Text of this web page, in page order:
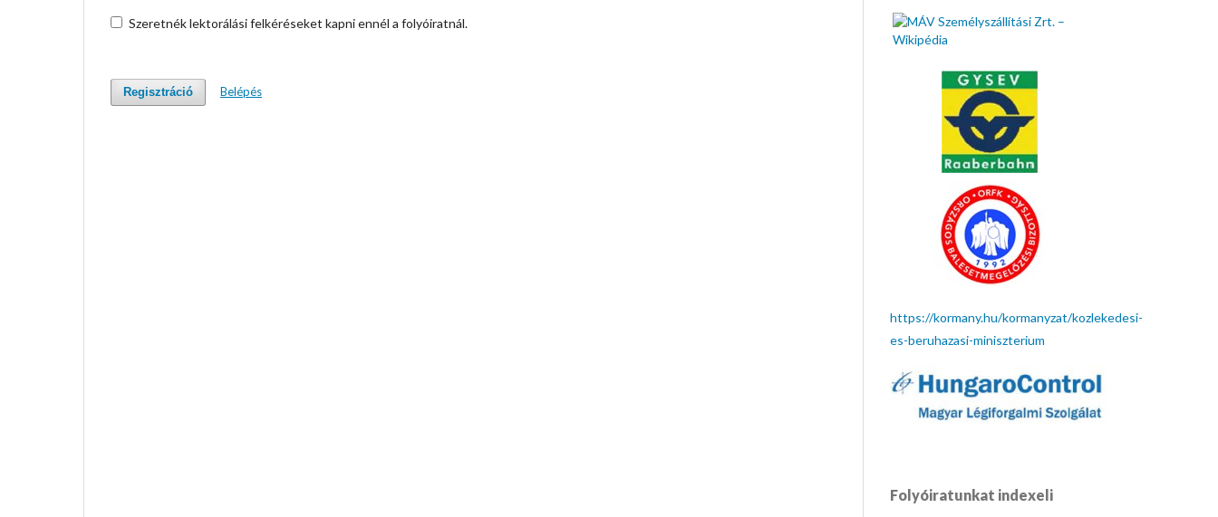
Szeretnék lektorálási felkéréseket kapni ennél a folyóiratnál.
Regisztráció Belépés
https://kormany.hu/kormanyzat/kozlekedesi-
es-beruhazasi-miniszterium
Folyóiratunkat indexeli